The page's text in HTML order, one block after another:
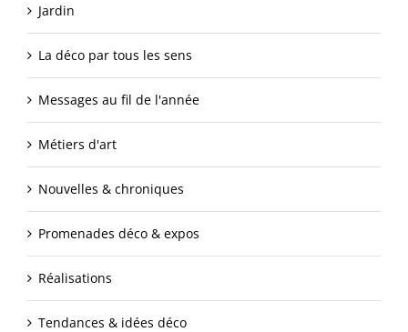
Jardin
La déco par tous les sens
Messages au fil de l'année
Métiers d'art
Nouvelles & chroniques
Promenades déco & expos
Réalisations
Tendances & idées déco